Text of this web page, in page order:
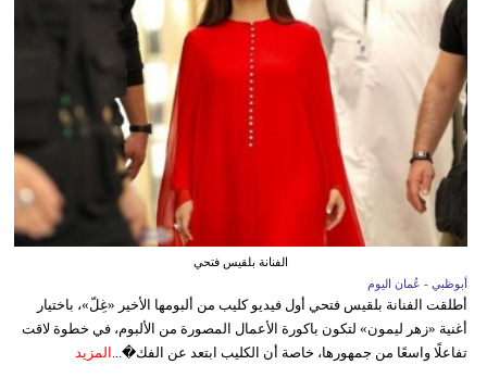
الفنانة بلقيس فتحي
أبوظبي - عُمان اليوم
أطلقت الفنانة بلقيس فتحي أول فيديو كليب من ألبومها الأخير «غِلّ»، باختيار
أغنية «زهر ليمون» لتكون باكورة الأعمال المصورة من الألبوم، في خطوة لاقت
تفاعلًا واسعًا من جمهورها، خاصة أن الكليب ابتعد عن الفك�...
المزيد